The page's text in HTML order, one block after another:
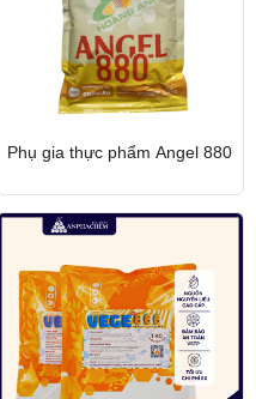
Phụ gia thực phẩm Angel 880